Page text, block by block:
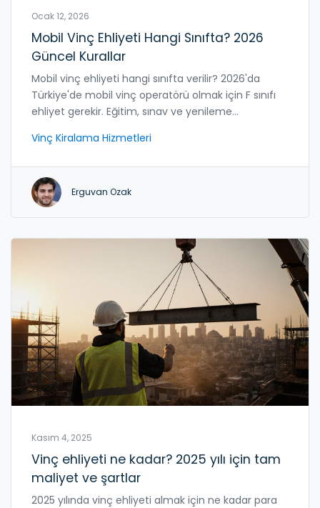
Ocak 12, 2026
Mobil Vinç Ehliyeti Hangi Sınıfta? 2026
Güncel Kurallar
Mobil vinç ehliyeti hangi sınıfta verilir? 2026'da
Türkiye'de mobil vinç operatörü olmak için F sınıfı
ehliyet gerekir. Eğitim, sınav ve yenileme
Vinç Kiralama Hizmetleri
Erguvan Ozak
Kasım 4, 2025
Vinç ehliyeti ne kadar? 2025 yılı için tam
maliyet ve şartlar
2025 yılında vinç ehliyeti almak için ne kadar para